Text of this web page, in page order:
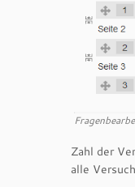
Zahl der
alle